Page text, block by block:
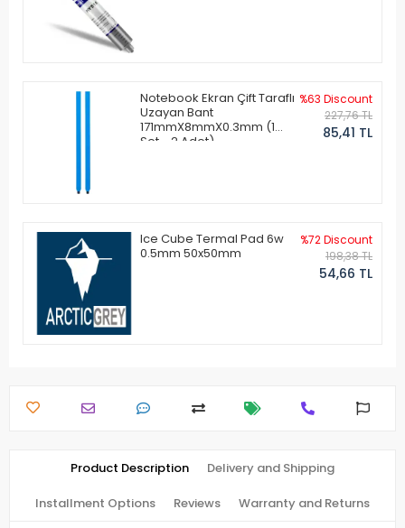
Notebook Ekran Çift Taraflı
Uzayan Bant
171mmX8mmX0.3mm (1
Set - 2 Adet)
%63 Discount
227,76 TL
85,41 TL
Ice Cube Termal Pad 6w
0.5mm 50x50mm
%72 Discount
198,38 TL
54,66 TL
Product Description Delivery and Shipping
Installment Options Reviews Warranty and Returns